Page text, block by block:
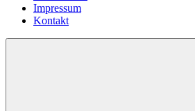
Impressum
Kontakt